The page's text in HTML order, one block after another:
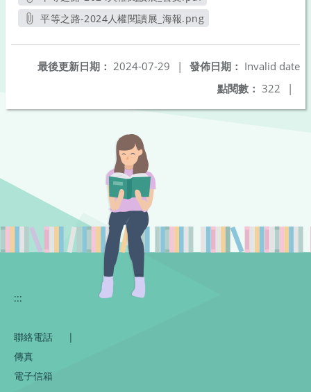
另開新視窗
平等之路-2024人權閱讀展_海報.png
發佈日期： Invalid date
最後更新日期： 2024-07-29
|
點閱數： 322 |
:::
聯絡電話
|
傳真
電子信箱